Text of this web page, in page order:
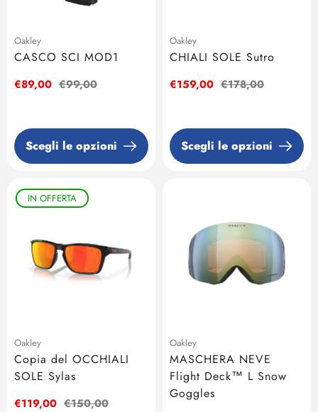
Oakley
CASCO SCI MOD1
Prezzo
€89,00 Prezzo
€99,00
Scegli le opzioni
Oakley
CHIALI SOLE Sutro
Prezzo
€159,00 Prezzo
€178,00
Scegli le opzioni
IN OFFERTA
Oakley
Copia del OCCHIALI
SOLE Sylas
Prezzo
€119,00 Prezzo
€150,00
Oakley
MASCHERA NEVE
Flight Deck™ L Snow
Goggles